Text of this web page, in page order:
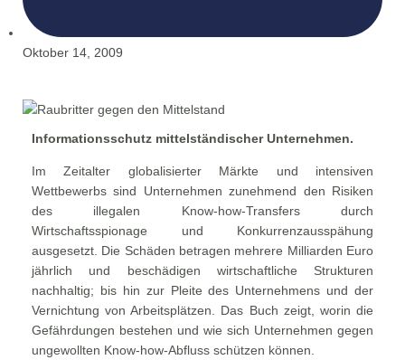
Oktober 14, 2009
Informationsschutz mittelständischer Unternehmen.
Im Zeitalter globalisierter Märkte und intensiven
Wettbewerbs sind Unternehmen zunehmend den Risiken
des illegalen Know-how-Transfers durch
Wirtschaftsspionage und Konkurrenzausspähung
ausgesetzt. Die Schäden betragen mehrere Milliarden Euro
jährlich und beschädigen wirtschaftliche Strukturen
nachhaltig; bis hin zur Pleite des Unternehmens und der
Vernichtung von Arbeitsplätzen. Das Buch zeigt, worin die
Gefährdungen bestehen und wie sich Unternehmen gegen
ungewollten Know-how-Abfluss schützen können.